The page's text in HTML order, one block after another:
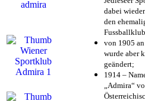
dabei wieder
den
von 1905
wurde aber
geändert;
1914 –
„Admira“